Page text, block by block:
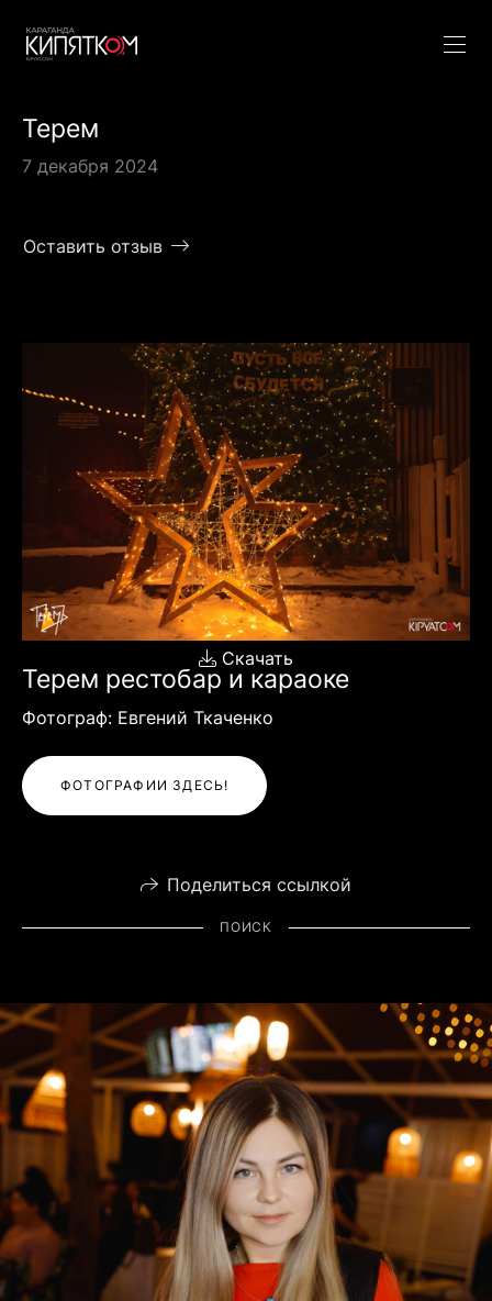
Терем
7 декабря 2024
Оставить отзыв
Скачать
Терем рестобар и караоке
Фотограф: Евгений Ткаченко
ФОТОГРАФИИ ЗДЕСЬ!
Поделиться ссылкой
ПОИСК